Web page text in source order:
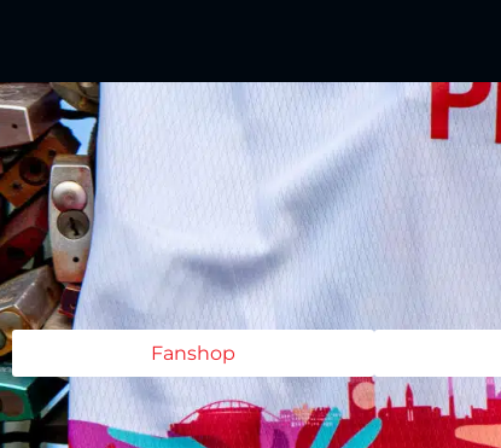
Fanshop